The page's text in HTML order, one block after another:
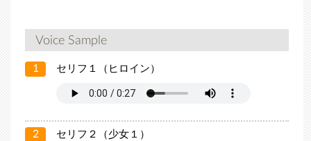
Voice Sample
1 セリフ１（ヒロイン）
2 セリフ２（少女１）